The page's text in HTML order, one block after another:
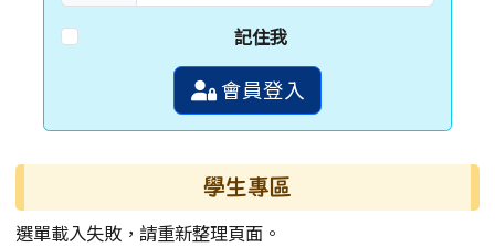
記住我
會員登入
學生專區
選單載入失敗，請重新整理頁面。